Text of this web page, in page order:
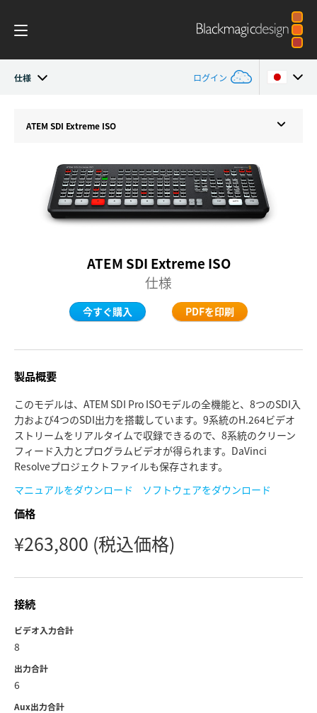
仕様 ログイン
ソフトウェアコントロール
Advanced Panel
仕様
Austria
Brazil
Denmark
Hong Kong SAR, China
India
Italy
Korea
Mexico
Netherlands
ATEM SDI Extreme ISO
ATEM SDI Extreme ISO
仕様
今すぐ購入 PDFを印刷
製品概要
このモデルは、ATEM SDI Pro ISOモデルの全機能と、8つのSDI入
力および4つのSDI出力を搭載しています。9系統のH.264ビデオ
ストリームをリアルタイムで収録できるので、8系統のクリーン
フィード入力とプログラムビデオが得られます。DaVinci
Resolveプロジェクトファイルも保存されます。
マニュアルをダウンロード
ソフトウェアをダウンロード
価格
¥263,800 (税込価格)
接続
ビデオ入力合計
8
出力合計
6
Aux出力合計